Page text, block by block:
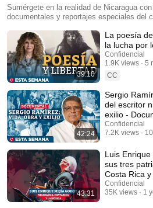
historia de Nicaragua
Sumérgete en la realidad de Nicaragua
documentales y reportajes especiales del
impacto y esencial para comprender la
historias y personajes que han marcado la
Nicaragua, esta es tu playlist.
39:10
La poesía
la lucha por
las mujeres
Confidencial
1.9K views
5
CC
42:24
Sergio
del escritor
exilio -
Confidencial
7.2K views
43:31
Luis
sus tres
Costa Rica
Documental
Confidencial
35K views
1